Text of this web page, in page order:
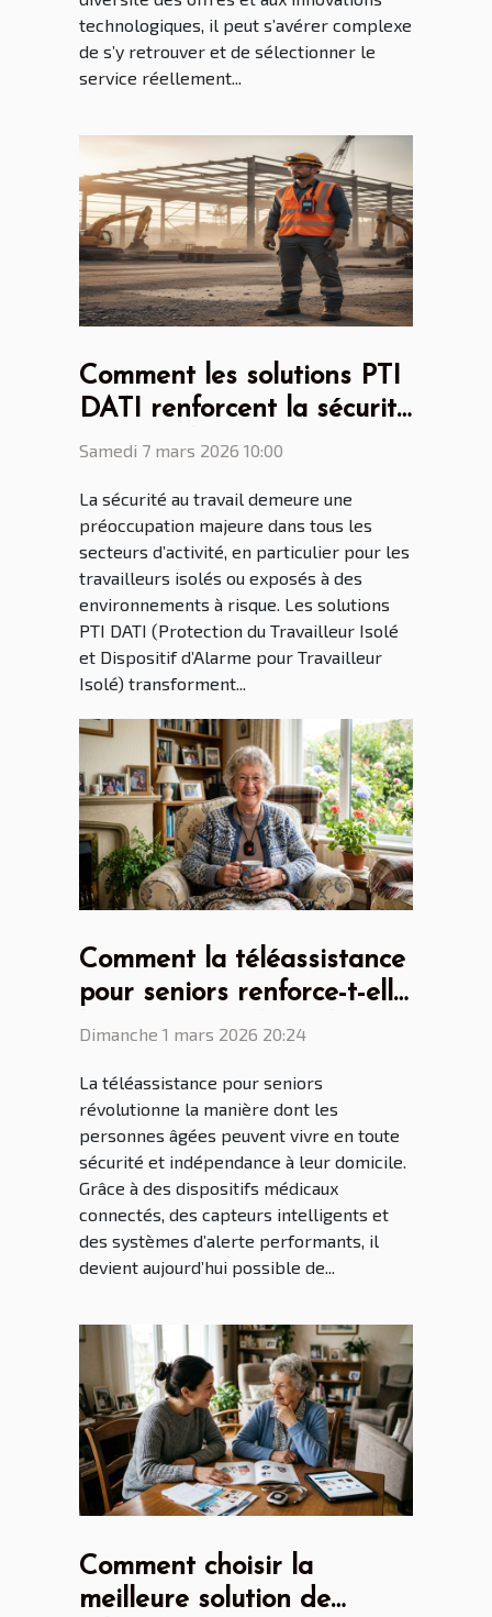
technologiques, il peut s’avérer complexe
de s’y retrouver et de sélectionner le
service réellement...
Comment les solutions PTI
DATI renforcent la sécurité
au travail ?
Samedi 7 mars 2026 10:00
La sécurité au travail demeure une
préoccupation majeure dans tous les
secteurs d’activité, en particulier pour les
travailleurs isolés ou exposés à des
environnements à risque. Les solutions
PTI DATI (Protection du Travailleur Isolé
et Dispositif d’Alarme pour Travailleur
Isolé) transforment...
Comment la téléassistance
pour seniors renforce-t-elle
l'autonomie à domicile ?
Dimanche 1 mars 2026 20:24
La téléassistance pour seniors
révolutionne la manière dont les
personnes âgées peuvent vivre en toute
sécurité et indépendance à leur domicile.
Grâce à des dispositifs médicaux
connectés, des capteurs intelligents et
des systèmes d’alerte performants, il
devient aujourd’hui possible de...
Comment choisir la
meilleure solution de